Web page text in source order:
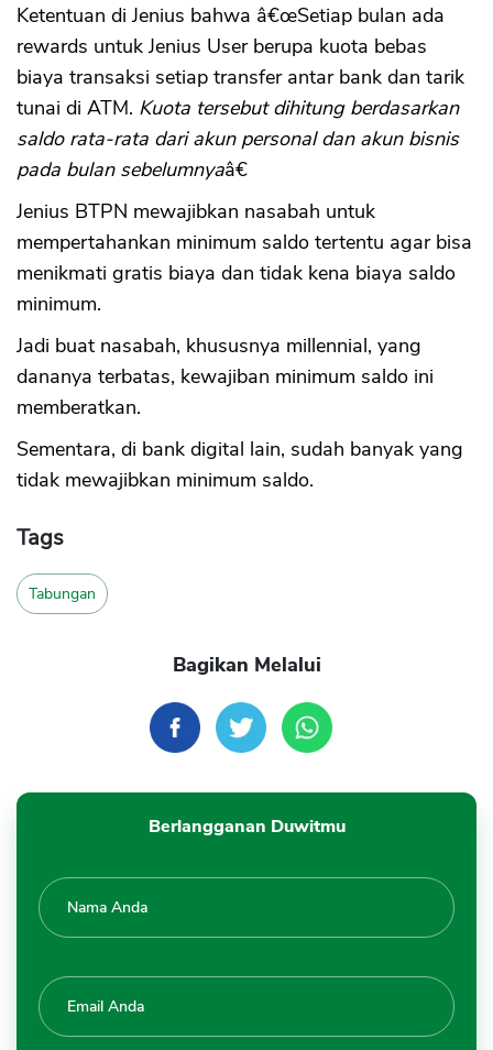
Ketentuan di Jenius bahwa â€œSetiap bulan ada
rewards untuk Jenius User berupa kuota bebas
biaya transaksi setiap transfer antar bank dan tarik
tunai di ATM. Kuota tersebut dihitung berdasarkan
saldo rata-rata dari akun personal dan akun bisnis
pada bulan sebelumnyaâ€
Jenius BTPN mewajibkan nasabah untuk
mempertahankan minimum saldo tertentu agar bisa
menikmati gratis biaya dan tidak kena biaya saldo
minimum.
Jadi buat nasabah, khususnya millennial, yang
dananya terbatas, kewajiban minimum saldo ini
memberatkan.
Sementara, di bank digital lain, sudah banyak yang
tidak mewajibkan minimum saldo.
Tags
Tabungan
Bagikan Melalui
Berlangganan Duwitmu